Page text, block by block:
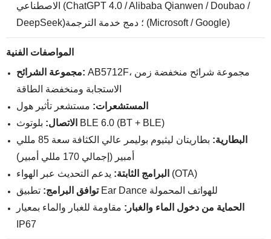
الاصطناعي (ChatGPT 4.0 / Alibaba Qianwen / Doubao /
DeepSeek)؛ دمج خدمة الترجمة (Microsoft / Google)
المواصفات الفنية
مجموعة الشرائح: AB5712F، مجموعة شرائح منخفضة زمن
الاستجابة ومنخفضة الطاقة
المستشعرات: مستشعر تأثير هول
الاتصال: بلوتوث BLE 6.0 (BT + BLE)
البطارية:
بطاريتان ليثيوم بوليمر عالي الكثافة سعة 85 مللي
أمبير (إجمالي 170 مللي أمبير)
البرامج الثابتة: يدعم التحديث عبر الهواء (OTA)
توافق البرامج:
تطبيق Ear Dance للهواتف المحمولة
الحماية من دخول الماء والغبار: مقاومة للغبار والماء بمعيار
IP67